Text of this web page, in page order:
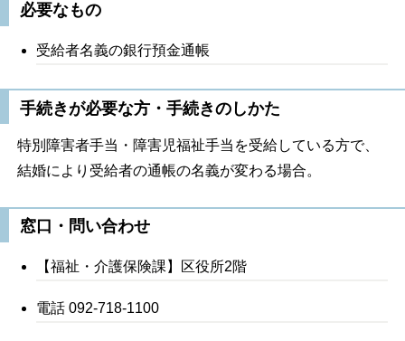
必要なもの
受給者名義の銀行預金通帳
手続きが必要な方・手続きのしかた
特別障害者手当・障害児福祉手当を受給している方で、
結婚により受給者の通帳の名義が変わる場合。
窓口・問い合わせ
【福祉・介護保険課】区役所2階
電話 092-718-1100